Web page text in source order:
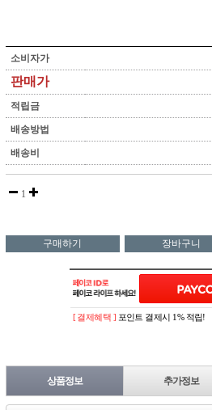
소비자가
판매가
적립금
배송방법
배송비
1
구매하기 장바구니
[ 결제혜택 ] 포인트 결제시 1% 적립!
상품정보 추가정보